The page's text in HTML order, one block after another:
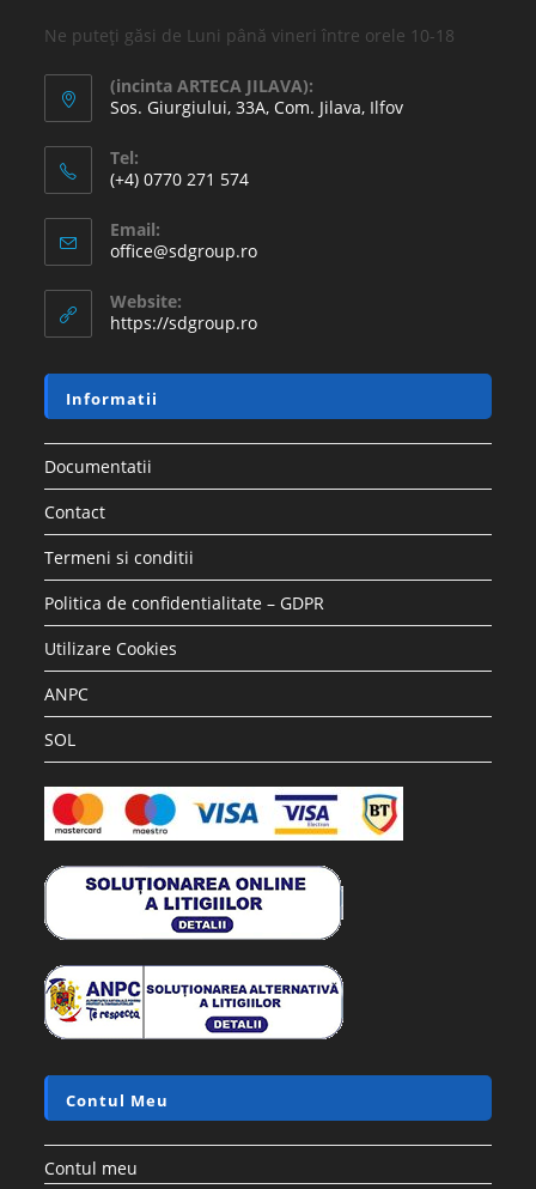
Ne puteți găsi de Luni până vineri între orele 10-18
(incinta ARTECA JILAVA):
Sos. Giurgiului, 33A, Com. Jilava, Ilfov
Tel:
(+4) 0770 271 574
Email:
office@sdgroup.ro
Website:
https://sdgroup.ro
Informatii
Documentatii
Contact
Termeni si conditii
Politica de confidentialitate – GDPR
Utilizare Cookies
ANPC
SOL
Contul Meu
Contul meu